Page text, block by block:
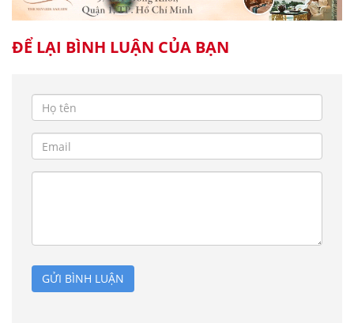
ĐỂ LẠI BÌNH LUẬN CỦA BẠN
GỬI BÌNH LUẬN